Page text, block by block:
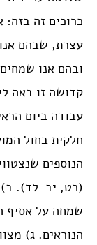
כרוכים זה
עצרת, שבהם
ובהם אנו
קדושה זו באה
עבודה ביום
חלקית בחול
הנוספים
(כט, יב-לד). ב)
שמחה על אסיף
הנוראים. ג)